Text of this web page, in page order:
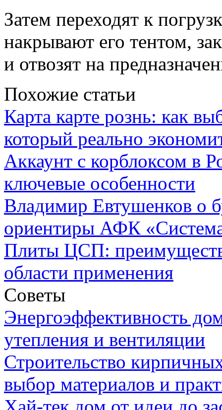
Затем переходят к
накрывают его тентом,
и отвозят на
Похожие статьи
Карта карте рознь: как
который реально
Аккаунт с корблоксом в
ключевые особенности
Владимир Евтушенков о
ориентиры АФК
Плиты ЦСП:
области применения
Советы
Энергоэффективность
утепления и вентиляции
Строительство
выбор материалов и